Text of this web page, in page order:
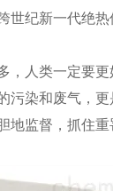
纪新一代绝
人类一定要
污染和废气，
监督，抓住